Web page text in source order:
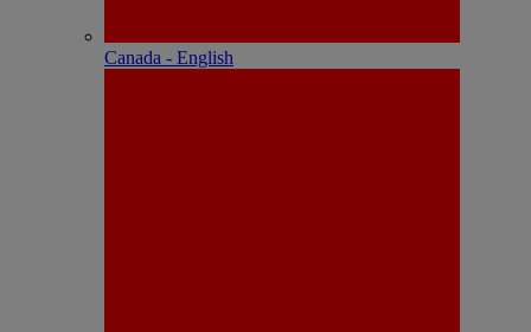
Canada - English